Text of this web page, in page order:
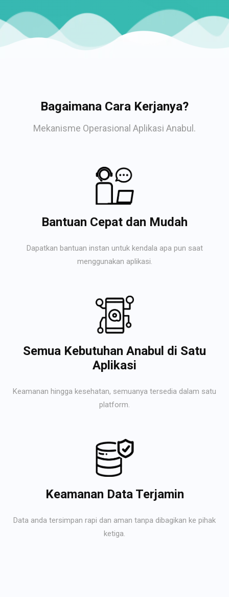
Bagaimana Cara Kerjanya?
Mekanisme Operasional Aplikasi Anabul.
Bantuan Cepat dan Mudah
Dapatkan bantuan instan untuk kendala apa pun saat
menggunakan aplikasi.
Semua Kebutuhan Anabul di Satu
Aplikasi
Keamanan hingga kesehatan, semuanya tersedia dalam satu
platform.
Keamanan Data Terjamin
Data anda tersimpan rapi dan aman tanpa dibagikan ke pihak
ketiga.